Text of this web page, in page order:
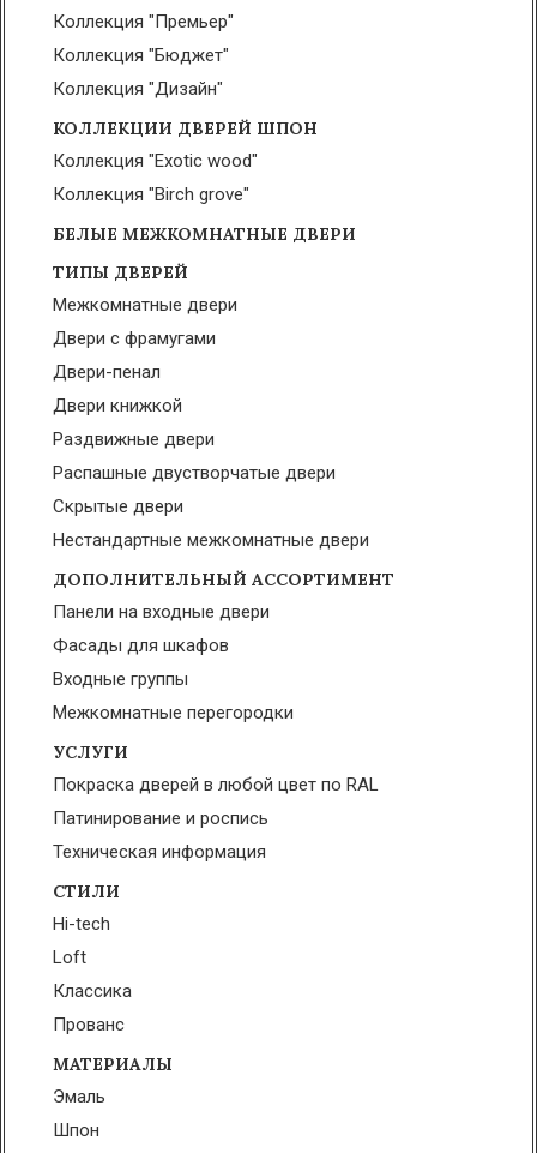
Коллекция "Премьер"
Коллекция "Бюджет"
Коллекция "Дизайн"
КОЛЛЕКЦИИ ДВЕРЕЙ ШПОН
Коллекция "Exotic wood"
Коллекция "Birch grove"
БЕЛЫЕ МЕЖКОМНАТНЫЕ ДВЕРИ
ТИПЫ ДВЕРЕЙ
Межкомнатные двери
Двери с фрамугами
Двери-пенал
Двери книжкой
Раздвижные двери
Распашные двустворчатые двери
Скрытые двери
Нестандартные межкомнатные двери
ДОПОЛНИТЕЛЬНЫЙ АССОРТИМЕНТ
Панели на входные двери
Фасады для шкафов
Входные группы
Межкомнатные перегородки
УСЛУГИ
Покраска дверей в любой цвет по RAL
Патинирование и роспись
Техническая информация
СТИЛИ
Hi-tech
Loft
Классика
Прованс
МАТЕРИАЛЫ
Эмаль
Шпон